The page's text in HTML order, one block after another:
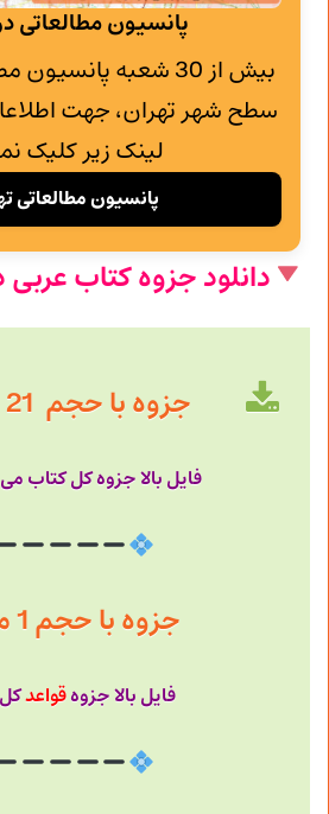
پانسیون مطالعاتی
بیش از 30 شعبه
سطح شهر تهران، جهت
لینک زیر کلیک
پانسیون مطالعاتی
دانلود جزوه کتاب
جزوه با حجم 21 مگابایت
فایل بالا جزوه کل کتاب
جزوه با حجم 1 مگابایت
فایل بالا جزوهقواعد